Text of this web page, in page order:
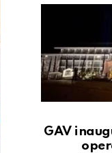
GAV